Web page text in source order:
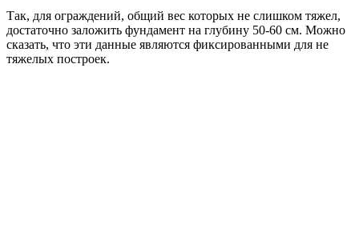
Так, для ограждений, общий вес которых не слишком тяжел,
достаточно заложить фундамент на глубину 50-60 см. Можно
сказать, что эти данные являются фиксированными для не
тяжелых построек.